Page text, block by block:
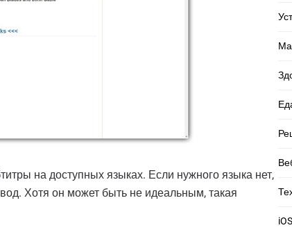
на доступных языках. Если нужного языка нет,
Хотя он может быть не идеальным, такая